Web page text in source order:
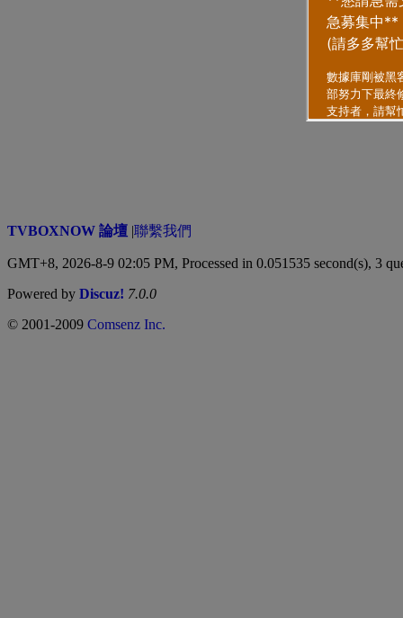
TVBOXNOW 論壇 |聯繫我們
GMT+8, 2026-8-9 02:05 PM, Processed in 0.051535 second(s), 3
Powered by Discuz! 7.0.0
© 2001-2009 Comsenz Inc.